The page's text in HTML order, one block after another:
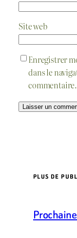
Site web
Enregistrer
dans le
commentaire.
PLUS DE